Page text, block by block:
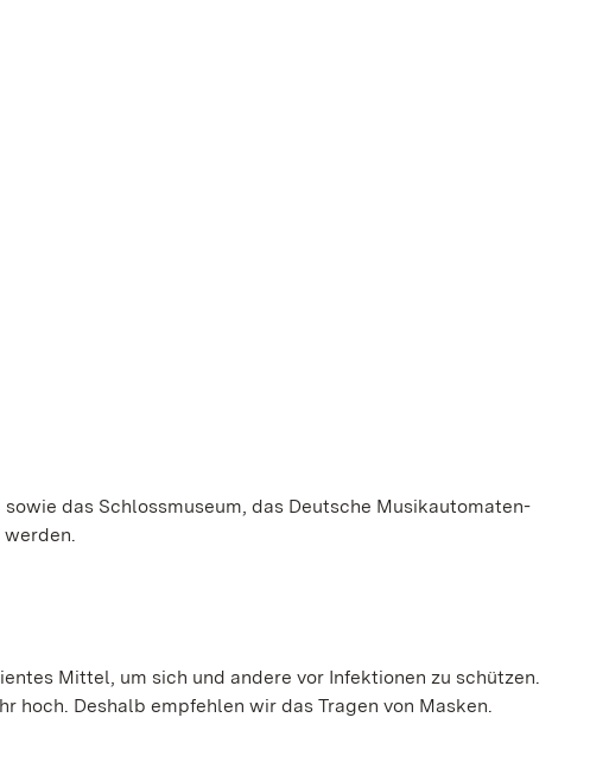
das Schlossmuseum, das Deutsche Musikautomaten-
Mittel, um sich und andere vor Infektionen zu schützen.
hoch. Deshalb empfehlen wir das Tragen von Masken.